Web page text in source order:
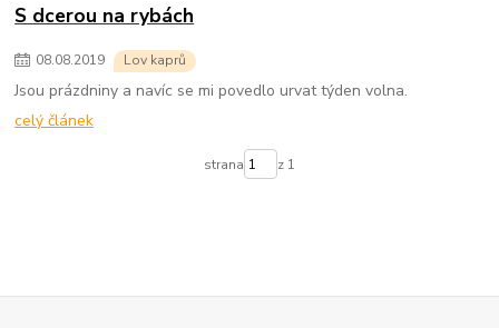
S dcerou na rybách
08.08.2019 Lov kaprů
Jsou prázdniny a navíc se mi povedlo urvat týden volna.
celý článek
strana z 1